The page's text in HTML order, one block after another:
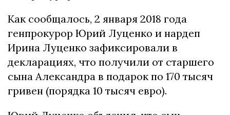
Как сообщалось, 2 января 2018 года
генпрокурор Юрий Луценко и нардеп
Ирина Луценко зафиксировали в
декларациях, что получили от старшего
сына Александра в подарок по 170 тысяч
гривен (порядка 10 тысяч евро).